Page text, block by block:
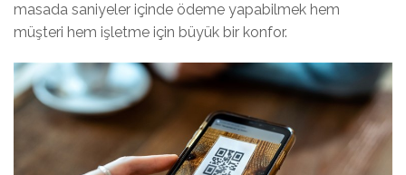
masada saniyeler içinde ödeme yapabilmek hem
müşteri hem işletme için büyük bir konfor.